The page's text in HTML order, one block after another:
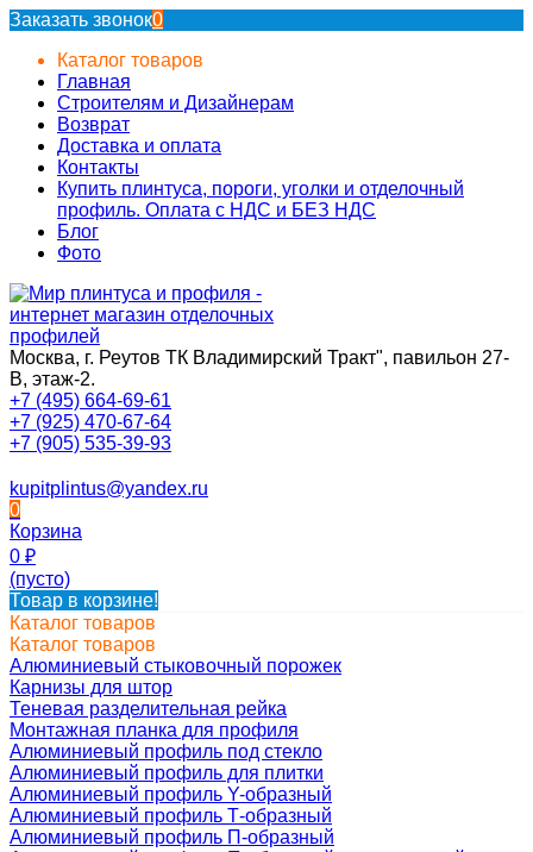
Заказать звонок0
Каталог товаров
Главная
Строителям и Дизайнерам
Возврат
Доставка и оплата
Контакты
Купить плинтуса, пороги, уголки и отделочный
профиль. Оплата с НДС и БЕЗ НДС
Блог
Фото
Москва, г. Реутов ТК Владимирский Тракт", павильон 27-
В, этаж-2.
+7 (495) 664-69-61
+7 (925) 470-67-64
+7 (905) 535-39-93
kupitplintus@yandex.ru
0
Корзина
0 ₽
(пусто)
Товар в корзине!
Каталог товаров
Каталог товаров
Алюминиевый стыковочный порожек
Карнизы для штор
Теневая разделительная рейка
Монтажная планка для профиля
Алюминиевый профиль под стекло
Алюминиевый профиль для плитки
Алюминиевый профиль Y-образный
Алюминиевый профиль Т-образный
Алюминиевый профиль П-образный